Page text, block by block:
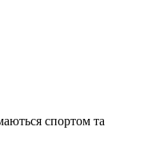
спортом та